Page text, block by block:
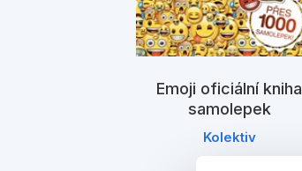
Emoji oficiální kniha
samolepek
Kolektiv